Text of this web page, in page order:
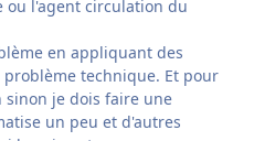
ou l'agent circulation du
en appliquant des
technique. Et pour
sinon je dois faire une
un peu et d'autres